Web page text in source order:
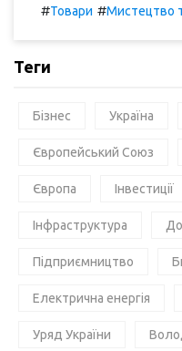
#Товари #Мистецтво
Теги
Бізнес Україна
Європейський Союз
Європа Інвестиції
Інфраструктура
Підприємництво
Електрична енергія
Уряд України